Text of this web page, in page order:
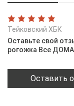
Тейковский ХБК
Оставьте свой
рогожка Все
Оставить